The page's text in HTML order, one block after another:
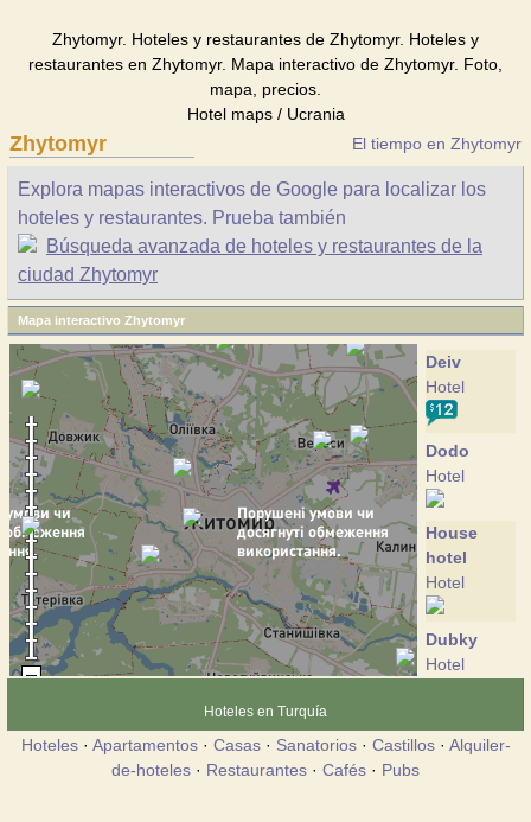
Zhytomyr. Hoteles y restaurantes de Zhytomyr. Hoteles y
restaurantes en Zhytomyr. Mapa interactivo de Zhytomyr. Foto,
mapa, precios.
Hotel maps / Ucrania
Zhytomyr El tiempo en Zhytomyr
Explora mapas interactivos de Google para localizar los
hoteles y restaurantes. Prueba también
Búsqueda avanzada de hoteles y restaurantes de la
ciudad Zhytomyr
Mapa interactivo Zhytomyr
Deiv
Hotel
Dodo
Hotel
House
hotel
Hotel
Dubky
Hotel
Hotel
Hoteles en Turquía
Hoteles· Apartamentos· Casas· Sanatorios· Castillos· Alquiler-
de-hoteles · Restaurantes · Cafés · Pubs